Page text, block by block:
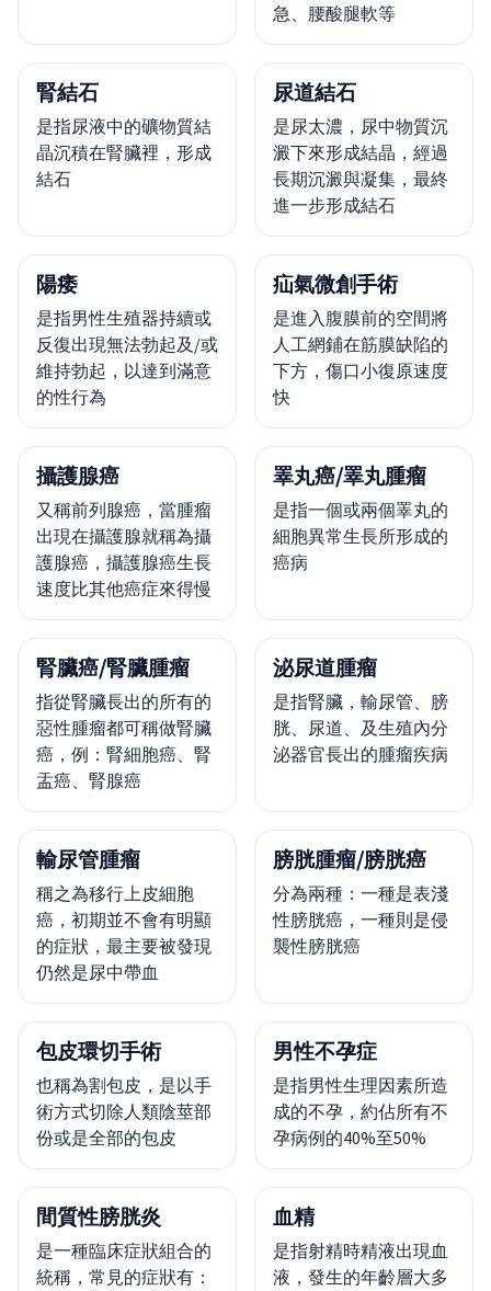
急、腰酸腿軟等
腎結石
是指尿液中的礦物質結
晶沉積在腎臟裡，形成
結石
尿道結石
是尿太濃，尿中物質沉
澱下來形成結晶，經過
長期沉澱與凝集，最終
進一步形成結石
陽痿
是指男性生殖器持續或
反復出現無法勃起及/或
維持勃起，以達到滿意
的性行為
疝氣微創手術
是進入腹膜前的空間將
人工網鋪在筋膜缺陷的
下方，傷口小復原速度
快
攝護腺癌
又稱前列腺癌，當腫瘤
出現在攝護腺就稱為攝
護腺癌，攝護腺癌生長
速度比其他癌症來得慢
睪丸癌/睪丸腫瘤
是指一個或兩個睪丸的
細胞異常生長所形成的
癌病
腎臟癌/腎臟腫瘤
指從腎臟長出的所有的
惡性腫瘤都可稱做腎臟
癌，例：腎細胞癌、腎
盂癌、腎腺癌
泌尿道腫瘤
是指腎臟，輸尿管、膀
胱、尿道、及生殖內分
泌器官長出的腫瘤疾病
輸尿管腫瘤
稱之為移行上皮細胞
癌，初期並不會有明顯
的症狀，最主要被發現
仍然是尿中帶血
膀胱腫瘤/膀胱癌
分為兩種：一種是表淺
性膀胱癌，一種則是侵
襲性膀胱癌
包皮環切手術
也稱為割包皮，是以手
術方式切除人類陰莖部
份或是全部的包皮
男性不孕症
是指男性生理因素所造
成的不孕，約佔所有不
孕病例的40%至50%
間質性膀胱炎
是一種臨床症狀組合的
統稱，常見的症狀有：
血精
是指射精時精液出現血
液，發生的年齡層大多